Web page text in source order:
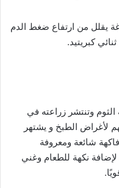
يقلل من ارتفاع ضغط الدم
كبريتيد.
الثوم وتنتشر زراعته في
لأغراض الطبخ و يشتهر
شائعة ومعروفة
نكهة للطعام وغني